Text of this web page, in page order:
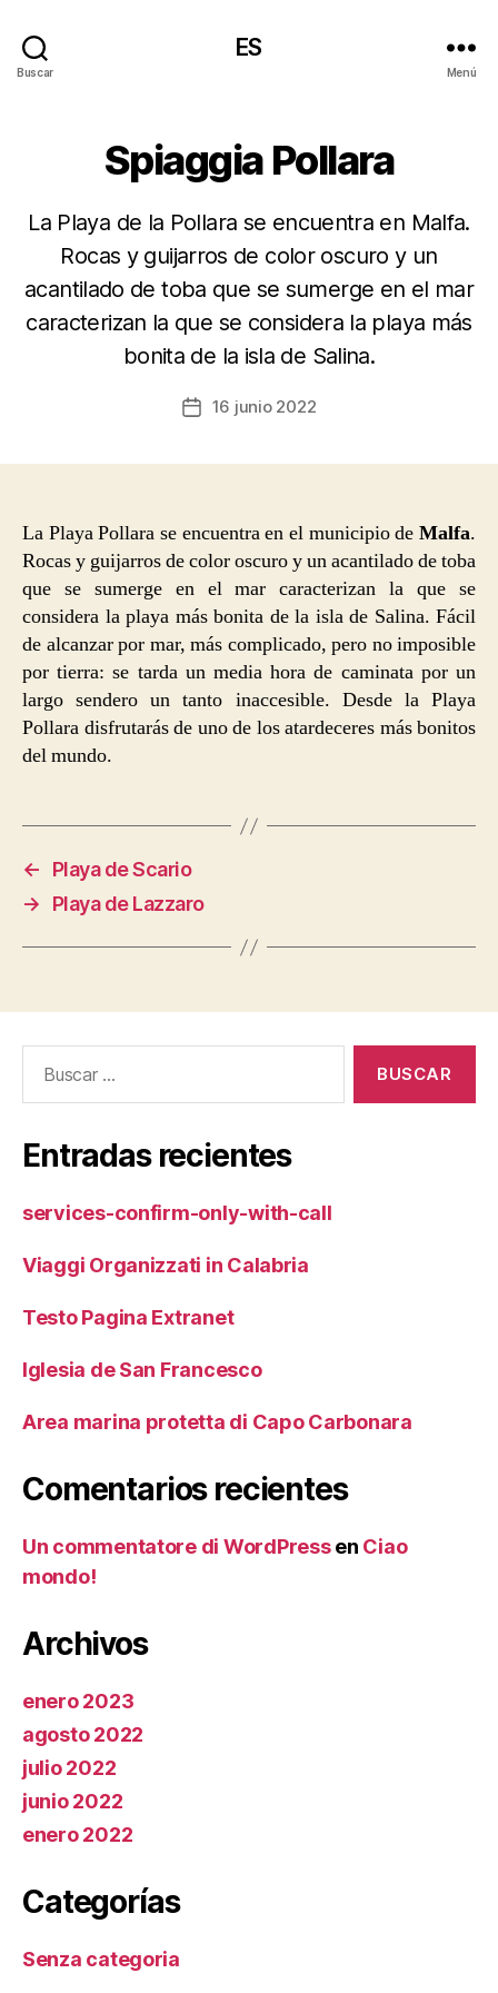
Buscar
ES
Menú
Spiaggia Pollara
La Playa de la Pollara se encuentra en Malfa.
Rocas y guijarros de color oscuro y un
acantilado de toba que se sumerge en el mar
caracterizan la que se considera la playa más
bonita de la isla de Salina.
Fecha16 junio 2022
La Playa Pollara se encuentra en el municipio de Malfa.
Rocas y guijarros de color oscuro y un acantilado de toba
que se sumerge en el mar caracterizan la que se
considera la playa más bonita de la isla de Salina. Fácil
de alcanzar por mar, más complicado, pero no imposible
por tierra: se tarda un media hora de caminata por un
largo sendero un tanto inaccesible. Desde la Playa
Pollara disfrutarás de uno de los atardeceres más bonitos
del mundo.
←
Playa de Scario
→
Playa de Lazzaro
Entradas recientes
services-confirm-only-with-call
Viaggi Organizzati in Calabria
Testo Pagina Extranet
Iglesia de San Francesco
Area marina protetta di Capo Carbonara
Comentarios recientes
Un commentatore di WordPressen Ciao
mondo!
Archivos
enero 2023
agosto 2022
julio 2022
junio 2022
enero 2022
Categorías
Senza categoria